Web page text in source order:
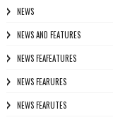
NEWS
NEWS AND FEATURES
NEWS FEAFEATURES
NEWS FEARURES
NEWS FEARUTES